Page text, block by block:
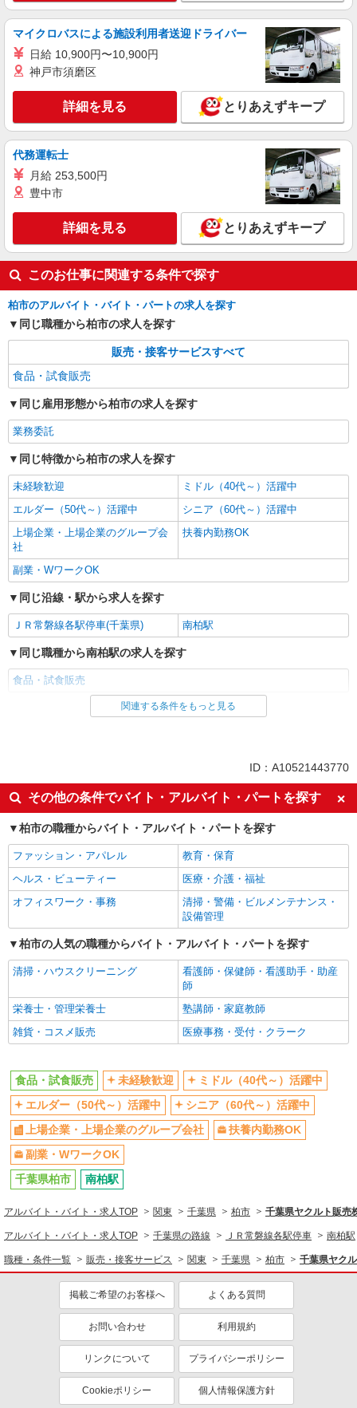
せください！ ◎20代〜50代を中心に幅広い年代の
方が活躍中！
キープ 詳細を見る
業務委託
千葉県ヤクルト販売株式会社／江戸川台センター
ヤクルトスタッフ
報酬／完全出来高制☆ノルマなし ◎稼働は週5
日（4日も選択可） ※週5日稼働の方の平均月収
27万円 「あなたに合わせた」働き方ができます。
働き方やご希望の収入など、お気軽にお問い合わ
せください！ ◎20代〜50代を中心に幅広い年代の
方が活躍中！
詳細を見る
千葉県ヤクルト販売株式会社／柏西センター
ヤクルトスタッフ
報酬／完全出来高制☆ノルマなし ◎稼働は週5
日（4日も選択可） ※週5日稼働の方の平均月収
27万円 「あなたに合わせた」働き方ができます。
働き方やご希望の収入など、お気軽にお問い合わ
せください！ ◎20代〜50代を中心に幅広い年代の
方が活躍中！
【宅配センター】柏西 千葉県柏市豊四季355-3
キープ 詳細を見る
マイクロバスによる施設利用者送迎ドライバー
日給 10,900円〜10,900円
神戸市須磨区
詳細を見る とりあえずキープ
代務運転士
月給 253,500円
豊中市
詳細を見る とりあえずキープ
このお仕事に関連する条件で探す
柏市のアルバイト・バイト・パートの求人を探す
同じ職種から柏市の求人を探す
販売・接客サービスすべて
食品・試食販売
同じ雇用形態から柏市の求人を探す
業務委託
同じ特徴から柏市の求人を探す
未経験歓迎
ミドル（40代～）活躍中
エルダー（50代～）活躍中
シニア（60代～）活躍中
上場企業・上場企業のグループ会
社
扶養内勤務OK
副業・WワークOK
同じ沿線・駅から求人を探す
ＪＲ常磐線各駅停車(千葉県) 南柏駅
同じ職種から南柏駅の求人を探す
食品・試食販売
同じ雇用形態から南柏駅の求人を探す
未経験歓迎
ミドル（40代～）活躍中
エルダー（50代～）活躍中
シニア（60代～）活躍中
上場企業・上場企業のグループ会
社
扶養内勤務OK
副業・WワークOK
同じ職種から求人を探す
販売・接客サービス
食品・試食販売
未経験歓迎
ミドル（40代～）活躍中
上場企業・上場企業のグループ会
社
扶養内勤務OK
副業・WワークOK
関連する条件をもっと見る
ID：A10521443770
その他の条件でバイト・アルバイト・パートを探す
柏市の職種からバイト・アルバイト・パートを探す
ファッション・アパレル
教育・保育
ヘルス・ビューティー
医療・介護・福祉
オフィスワーク・事務
清掃・警備・ビルメンテナンス・
設備管理
柏市の人気の職種からバイト・アルバイト・パートを探す
清掃・ハウスクリーニング
看護師・保健師・看護助手・助産
師
栄養士・管理栄養士
塾講師・家庭教師
雑貨・コスメ販売
医療事務・受付・クラーク
食品・試食販売 未経験歓迎
ミドル（40代～）活躍中
エルダー（50代～）活躍中
シニア（60代～）活躍中
上場企業・上場企業のグループ会社
扶養内勤務OK
副業・WワークOK
千葉県柏市
南柏駅
アルバイト・バイト・求人TOP 関東 千葉県 柏市 千葉県ヤクルト販売
アルバイト・バイト・求人TOP 千葉県の路線 ＪＲ常磐線各駅停車 南柏駅
職種・条件一覧 販売・接客サービス 関東 千葉県 柏市 千葉県ヤク
掲載ご希望のお客様へ よくある質問
お問い合わせ 利用規約
リンクについて プライバシーポリシー
Cookieポリシー 個人情報保護方針